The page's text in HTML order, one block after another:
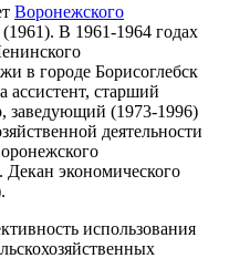
Воронежского
(1961). В 1961-1964 годах
в городе Борисоглебск
ассистент, старший
заведующий (1973-1996)
деятельности
Декан экономического
использования